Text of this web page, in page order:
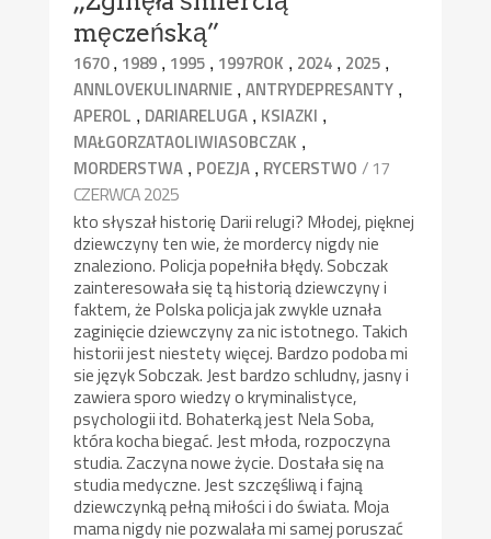
męczeńską”
1670, 1989 , 1995 , 1997ROK , 2024 , 2025 ,
ANNLOVEKULINARNIE ,ANTRYDEPRESANTY ,
APEROL , DARIARELUGA , KSIAZKI ,
MAŁGORZATAOLIWIASOBCZAK ,
MORDERSTWA , POEZJA , RYCERSTWO / 17
CZERWCA 2025
kto słyszał historię Darii relugi? Młodej, pięknej
dziewczyny ten wie, że mordercy nigdy nie
znaleziono. Policja popełniła błędy. Sobczak
zainteresowała się tą historią dziewczyny i
faktem, że Polska policja jak zwykle uznała
zaginięcie dziewczyny za nic istotnego. Takich
historii jest niestety więcej. Bardzo podoba mi
sie język Sobczak. Jest bardzo schludny, jasny i
zawiera sporo wiedzy o kryminalistyce,
psychologii itd. Bohaterką jest Nela Soba,
która kocha biegać. Jest młoda, rozpoczyna
studia. Zaczyna nowe życie. Dostała się na
studia medyczne. Jest szczęśliwą i fajną
dziewczynką pełną miłości i do świata. Moja
mama nigdy nie pozwalała mi samej poruszać